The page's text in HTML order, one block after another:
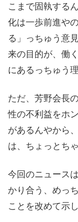
こまで固執する
化は一歩前進や
る」っちゅう意
来の目的が、働
にあるっちゅう
ただ、芳野会長
性の不利益をホ
があるんやから
は、ちょっとち
今回のニュース
かり合う、めっ
ことを改めて示